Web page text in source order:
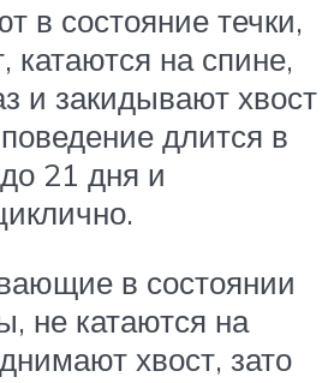
в состояние течки,
катаются на спине,
и закидывают хвост
длится в
21 дня и
в состоянии
не катаются на
хвост, зато